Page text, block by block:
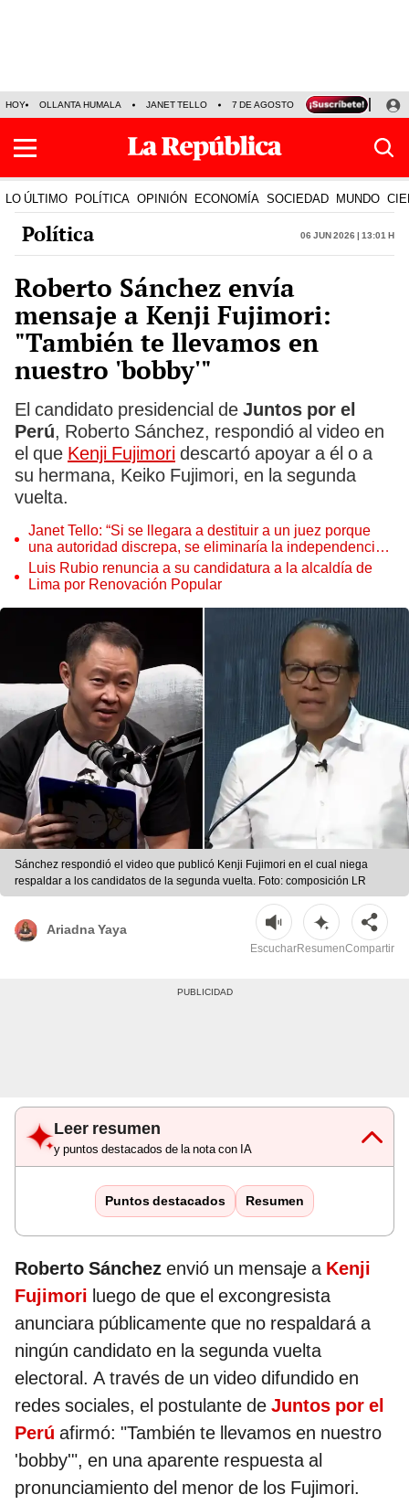
HOY OLLANTA HUMALA JANET TELLO 7 DE AGOSTO TINKA RESULTADOS
LO ÚLTIMO POLÍTICA OPINIÓN ECONOMÍA SOCIEDAD MUNDO
Política 06 Jun 2026 | 13:01 h
Roberto Sánchez envía
mensaje a Kenji Fujimori:
"También te llevamos en
nuestro 'bobby'"
El candidato presidencial de Juntos por el
Perú, Roberto Sánchez, respondió al video en
el que Kenji Fujimori descartó apoyar a él o a
su hermana, Keiko Fujimori, en la segunda
vuelta.
Janet Tello: “Si se llegara a destituir a un juez porque
una autoridad discrepa, se eliminaría la independencia
judicial”
Luis Rubio renuncia a su candidatura a la alcaldía de
Lima por Renovación Popular
Sánchez respondió el video que publicó Kenji Fujimori en el cual niega
respaldar a los candidatos de la segunda vuelta. Foto: composición LR
Ariadna Yaya
EscucharResumenCompartir
Leer resumen
y puntos destacados de la nota con IA
Puntos destacados Resumen
Roberto Sánchez envió un mensaje a Kenji
Fujimori luego de que el excongresista
anunciara públicamente que no respaldará a
ningún candidato en la segunda vuelta
electoral. A través de un video difundido en
redes sociales, el postulante de Juntos por el
Perú afirmó: "También te llevamos en nuestro
'bobby'", en una aparente respuesta al
pronunciamiento del menor de los Fujimori.